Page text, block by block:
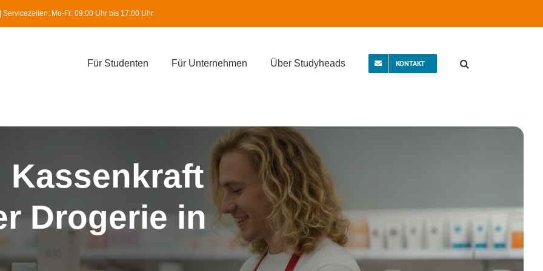
Mo-Fr: 09:00 Uhr bis 17:00 Uhr
Für Studenten Für Unternehmen Über Studyheads KONTAKT
Kassenkraft
Drogerie in